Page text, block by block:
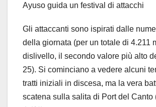
Ayuso guida un festival di attacchi
Gli attaccanti sono ispirati dalle
della giornata (per un totale di 4.211
dislivello, il secondo valore più alto
25). Si cominciano a vedere alcuni
tratti iniziali in discesa, ma la vera
scatena sulla salita di Port del Canto